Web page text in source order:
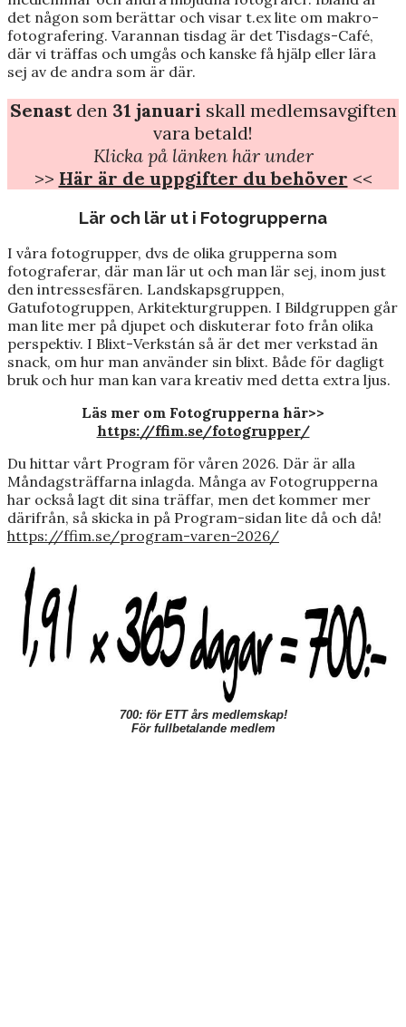
det någon som berättar och visar t.ex lite om makro-
fotografering. Varannan tisdag är det Tisdags-Café,
där vi träffas och umgås och kanske få hjälp eller lära
sej av de andra som är där.
Senastden 31 januari skall medlemsavgiften
vara betald!
Klicka på länken här under
>> Här är de uppgifter du behöver <<
Lär och lär ut i Fotogrupperna
I våra fotogrupper, dvs de olika grupperna som
fotograferar, där man lär ut och man lär sej, inom just
den intressesfären. Landskapsgruppen,
Gatufotogruppen, Arkitekturgruppen. I Bildgruppen går
man lite mer på djupet och diskuterar foto från olika
perspektiv. I Blixt-Verkstán så är det mer verkstad än
snack, om hur man använder sin blixt. Både för dagligt
bruk och hur man kan vara kreativ med detta extra ljus.
Läs mer om Fotogrupperna här>>
https://ffim.se/fotogrupper/
Du hittar vårt Program för våren 2026. Där är alla
Måndagsträffarna inlagda. Många av Fotogrupperna
har också lagt dit sina träffar, men det kommer mer
därifrån, så skicka in på Program-sidan lite då och då!
https://ffim.se/program-varen-2026/
700: för ETT års medlemskap!
För fullbetalande medlem